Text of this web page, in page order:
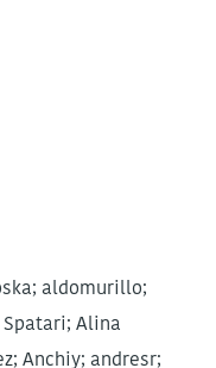
aldomurillo;
Alina
Anchiy; andresr;